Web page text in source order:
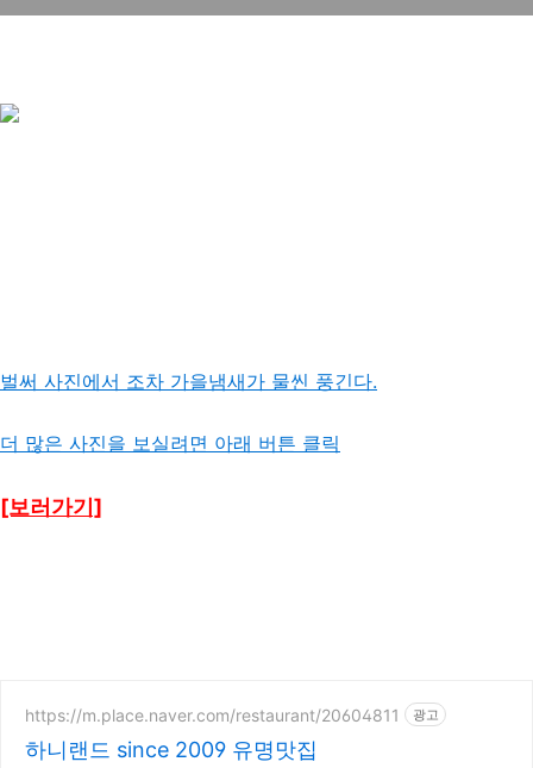
벌써 사진에서 조차 가을냄새가 물씬 풍긴다.
더 많은 사진을 보실려면 아래 버튼 클릭
[보러가기]
https://m.place.naver.com/restaurant/20604811 광고
하니랜드 since 2009 유명맛집